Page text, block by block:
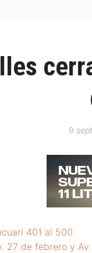
9
401 al 500
27 de febrero y